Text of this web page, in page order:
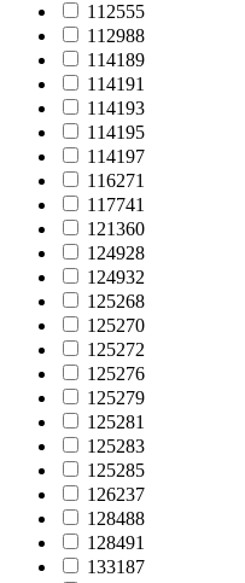
112555
112988
114189
114191
114193
114195
114197
116271
117741
121360
124928
124932
125268
125270
125272
125276
125279
125281
125283
125285
126237
128488
128491
133187